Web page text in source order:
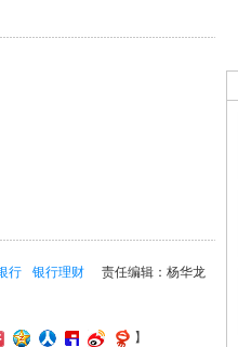
责任编辑：杨华龙
行
银行理财
】